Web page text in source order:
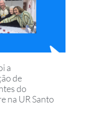
a
de
do
na UR Santo